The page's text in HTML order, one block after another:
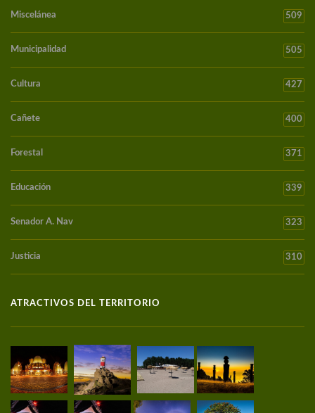
Miscelánea 509
Municipalidad 505
Cultura 427
Cañete 400
Forestal 371
Educación 339
Senador A. Nav 323
Justicia 310
ATRACTIVOS DEL TERRITORIO